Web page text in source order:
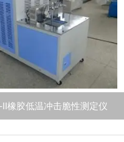
II橡胶低温冲击脆性测定仪